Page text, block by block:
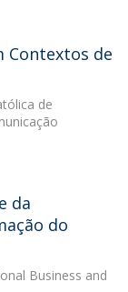
Contextos de
de
da
do
Business and